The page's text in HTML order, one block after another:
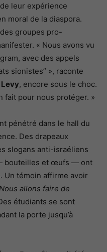
leur expérience
moral de la diaspora.
groupes pro-
« Nous avons vu
avec des appels
sionistes” », raconte
Levy, encore sous le choc.
fait pour nous protéger. »
pénétré dans le hall du
Des drapeaux
slogans anti-israéliens
bouteilles et œufs — ont
Un témoin affirme avoir
allons faire de
étudiants se sont
la porte jusqu’à